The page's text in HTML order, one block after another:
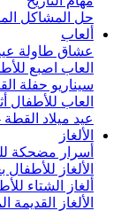
حل المشاكل
ألعاب
عشاق طاولة عيد
العاب اصبع
سيناريو حفلة
العاب للأطفال
عيد ميلاد
الألغاز
أسرار مضحكة
الألغاز للأطفال بعمر 5 سنوات هي المشاكل الأكثر متعة وإثارة للاهتمام من
ألغاز الشتاء للأطفال من عمر 7
الألغاز القديمة